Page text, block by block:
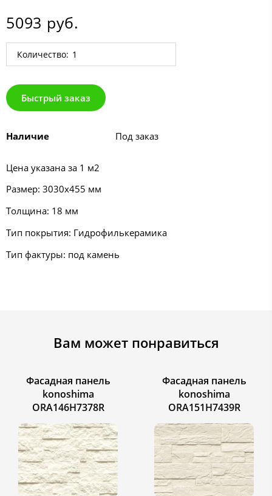
5093 руб.
Количество:
Быстрый заказ
Наличие Под заказ
Цена указана за 1 м2
Размер: 3030х455 мм
Толщина: 18 мм
Тип покрытия: Гидрофилькерамика
Тип фактуры: под камень
Вам может понравиться
Фасадная панель
konoshima
ORA146H7378R
Фасадная панель
konoshima
ORA151H7439R